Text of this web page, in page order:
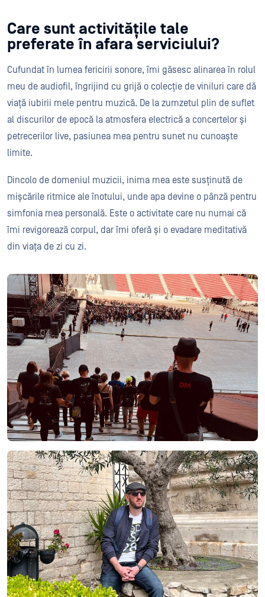
Care sunt activitățile tale
preferate în afara serviciului?
Cufundat în lumea fericirii sonore, îmi găsesc alinarea în rolul
meu de audiofil, îngrijind cu grijă o colecție de viniluri care dă
viață iubirii mele pentru muzică. De la zumzetul plin de suflet
al discurilor de epocă la atmosfera electrică a concertelor și
petrecerilor live, pasiunea mea pentru sunet nu cunoaște
limite.
Dincolo de domeniul muzicii, inima mea este susținută de
mișcările ritmice ale înotului, unde apa devine o pânză pentru
simfonia mea personală. Este o activitate care nu numai că
îmi revigorează corpul, dar îmi oferă și o evadare meditativă
din viața de zi cu zi.